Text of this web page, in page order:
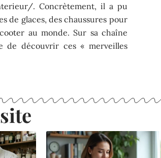
. Concrètement, il a pu
de glaces, des chaussures pour
au monde. Sur sa chaîne
de découvrir ces « merveilles